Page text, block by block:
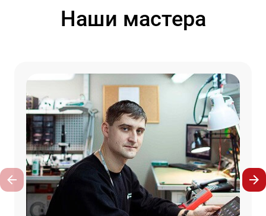
Наши мастера